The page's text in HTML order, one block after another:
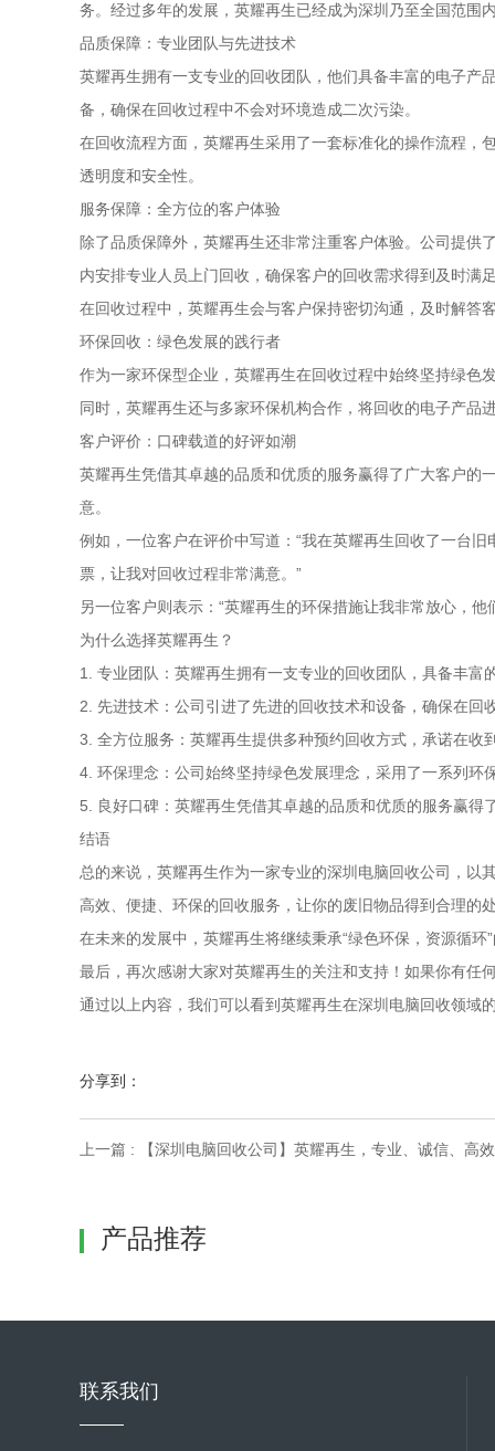
务。经过多年的发展，英耀再生已经成为深圳乃至全国范围
品质保障：专业团队与先进技术
英耀再生拥有一支专业的回收团队，他们具备丰富的电子产
备，确保在回收过程中不会对环境造成二次污染。
在回收流程方面，英耀再生采用了一套标准化的操作流程，
透明度和安全性。
服务保障：全方位的客户体验
除了品质保障外，英耀再生还非常注重客户体验。公司提
内安排专业人员上门回收，确保客户的回收需求得到及时满
在回收过程中，英耀再生会与客户保持密切沟通，及时解答
环保回收：绿色发展的践行者
作为一家环保型企业，英耀再生在回收过程中始终坚持绿色
同时，英耀再生还与多家环保机构合作，将回收的电子产品
客户评价：口碑载道的好评如潮
英耀再生凭借其卓越的品质和优质的服务赢得了广大客户的
意。
例如，一位客户在评价中写道：“我在英耀再生回收了一台
票，让我对回收过程非常满意。”
另一位客户则表示：“英耀再生的环保措施让我非常放心，
为什么选择英耀再生？
1. 专业团队：英耀再生拥有一支专业的回收团队，具备丰
2. 先进技术：公司引进了先进的回收技术和设备，确保在回
3. 全方位服务：英耀再生提供多种预约回收方式，承诺在
4. 环保理念：公司始终坚持绿色发展理念，采用了一系列
5. 良好口碑：英耀再生凭借其卓越的品质和优质的服务赢得
结语
总的来说，英耀再生作为一家专业的深圳电脑回收公司，以
高效、便捷、环保的回收服务，让你的废旧物品得到合理的
在未来的发展中，英耀再生将继续秉承“绿色环保，资源循
最后，再次感谢大家对英耀再生的关注和支持！如果你有任
通过以上内容，我们可以看到英耀再生在深圳电脑回收领域
分享到：
上一篇 : 【深圳电脑回收公司】英耀再生，专业、诚信、高效
产品推荐
联系我们